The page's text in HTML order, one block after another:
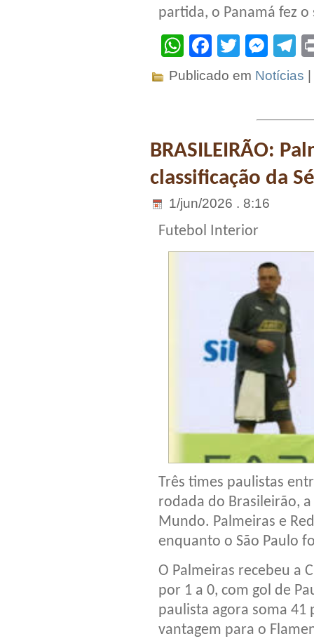
partida, o Panamá fez
WhatsApp
Facebook
Twitter
Publicado em Notícias |
BRASILEIRÃO:
classificação da
1/jun/2026 . 8:16
Futebol Interior
Três times paulistas
rodada do Brasileirão,
Mundo. Palmeiras e
enquanto o São Paulo
O Palmeiras recebeu a
por 1 a 0, com gol de
paulista agora soma
vantagem para o